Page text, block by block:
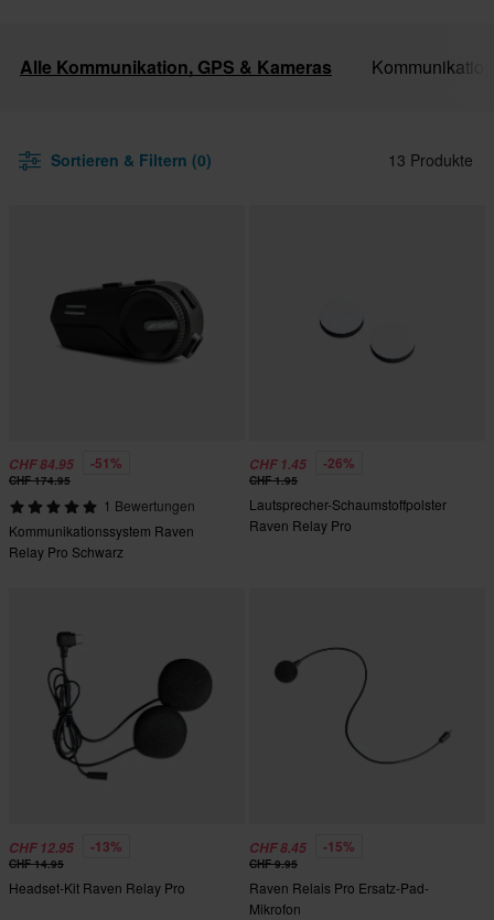
Alle Kommunikation, GPS & Kameras
Sortieren & Filtern (0) 13 Produkte
CHF 84.95 -51%
CHF 174.95
1 Bewertungen
Kommunikationssystem Raven
Relay Pro Schwarz
CHF 1.45 -26%
CHF 1.95
Lautsprecher-Schaumstoffpolster
Raven Relay Pro
CHF 12.95 -13%
CHF 14.95
Headset-Kit Raven Relay Pro
CHF 8.45 -15%
CHF 9.95
Raven Relais Pro Ersatz-Pad-
Mikrofon